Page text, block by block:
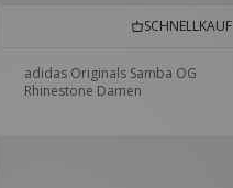
SCHNELLKAUF
adidas Originals Samba OG
Rhinestone Damen